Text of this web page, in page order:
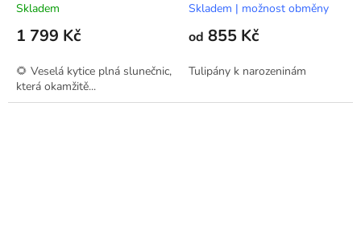
Skladem
1 799 Kč
🌻 Veselá kytice plná slunečnic,
která okamžitě...
Skladem | možnost obměny
od 855 Kč
Tulipány k narozeninám